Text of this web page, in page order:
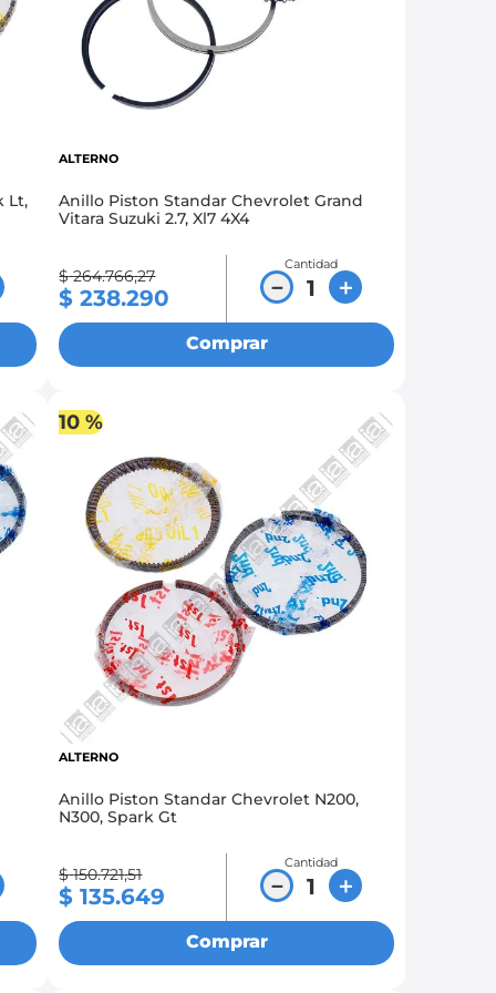
Lt,
ALTERNO
Anillo Piston Standar Chevrolet Grand
Vitara Suzuki 2.7, Xl7 4X4
$ 264.766,27
$ 238.290
Cantidad
＋
－
Comprar
10 %
ALTERNO
Anillo Piston Standar Chevrolet N200,
N300, Spark Gt
$ 150.721,51
$ 135.649
Cantidad
＋
－
Comprar